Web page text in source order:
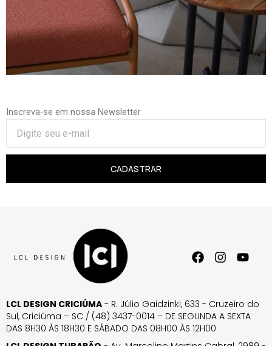
Inscreva-se em nossa Newsletter
CADASTRAR
LCL DESIGN CRICIÚMA - R. Júlio Gaidzinki, 633 - Cruzeiro do
Sul, Criciúma – SC / (48) 3437-0014 – DE SEGUNDA A SEXTA
DAS 8H30 ÀS 18H30 E SÁBADO DAS 08H00 ÀS 12H00